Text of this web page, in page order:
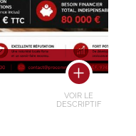
VOIR LE
DESCRIPTIF